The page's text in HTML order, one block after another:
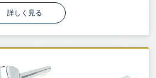
詳しく見る